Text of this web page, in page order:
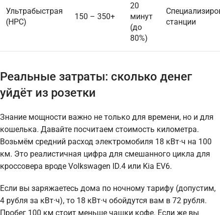
Ультрабыстрая
(HPC)
150 – 350+
20
минут
(до
80%)
станции
Реальные затраты: сколько денег
уйдёт из розетки
Знание мощности важно не только для времени, но и для
кошелька. Давайте посчитаем стоимость километра.
Возьмём средний расход электромобиля 18 кВт·ч на 100
км. Это реалистичная цифра для смешанного цикла для
кроссовера вроде Volkswagen ID.4 или Kia EV6.
Если вы заряжаетесь дома по ночному тарифу (допустим,
4 рубля за кВт·ч), то 18 кВт·ч обойдутся вам в 72 рубля.
Пробег 100 км стоит меньше чашки кофе. Если же вы